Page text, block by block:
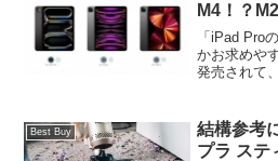
M4！？
「iPad Pro
かお求めや
発売されて
Best Buy
結構参考
プラ ス